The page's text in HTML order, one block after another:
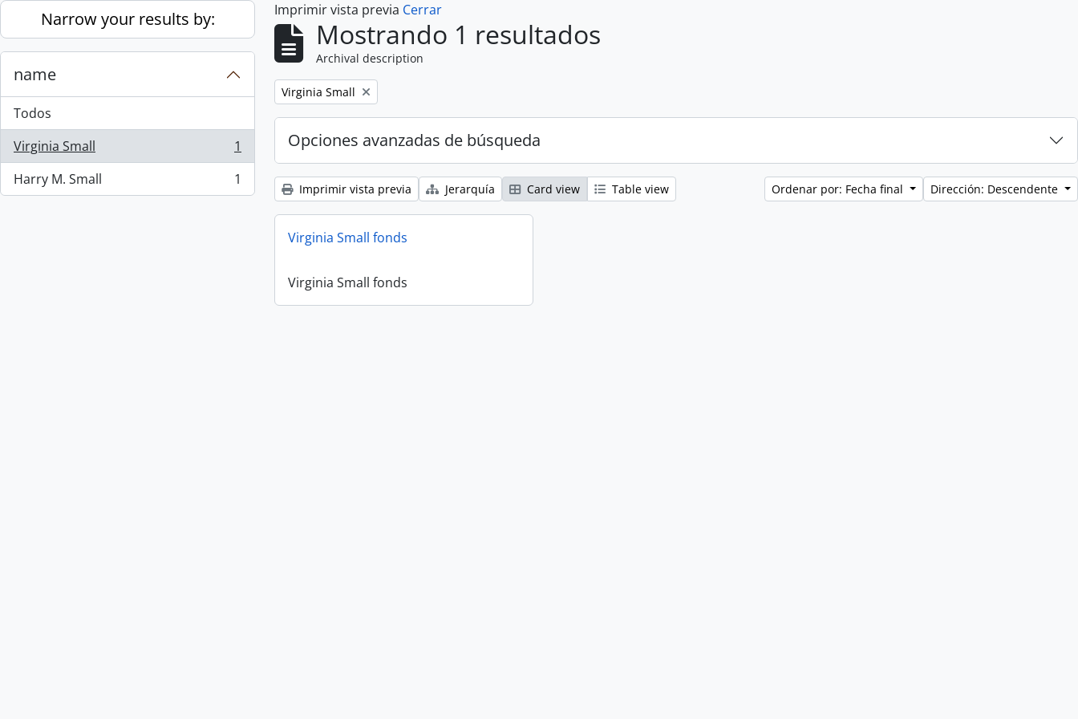
Skip to main content
Narrow your results by:
name
Todos
Virginia Small
, 1 resultados
1
Harry M. Small
, 1 resultados 1
Imprimir vista previa Cerrar
Mostrando 1 resultados
Archival description
Remove filter:
Virginia Small
Opciones avanzadas de búsqueda
Imprimir vista previa Jerarquía Card view Table view Ordenar por: Fecha final Dirección: Descendente
Virginia Small fonds
Virginia Small fonds